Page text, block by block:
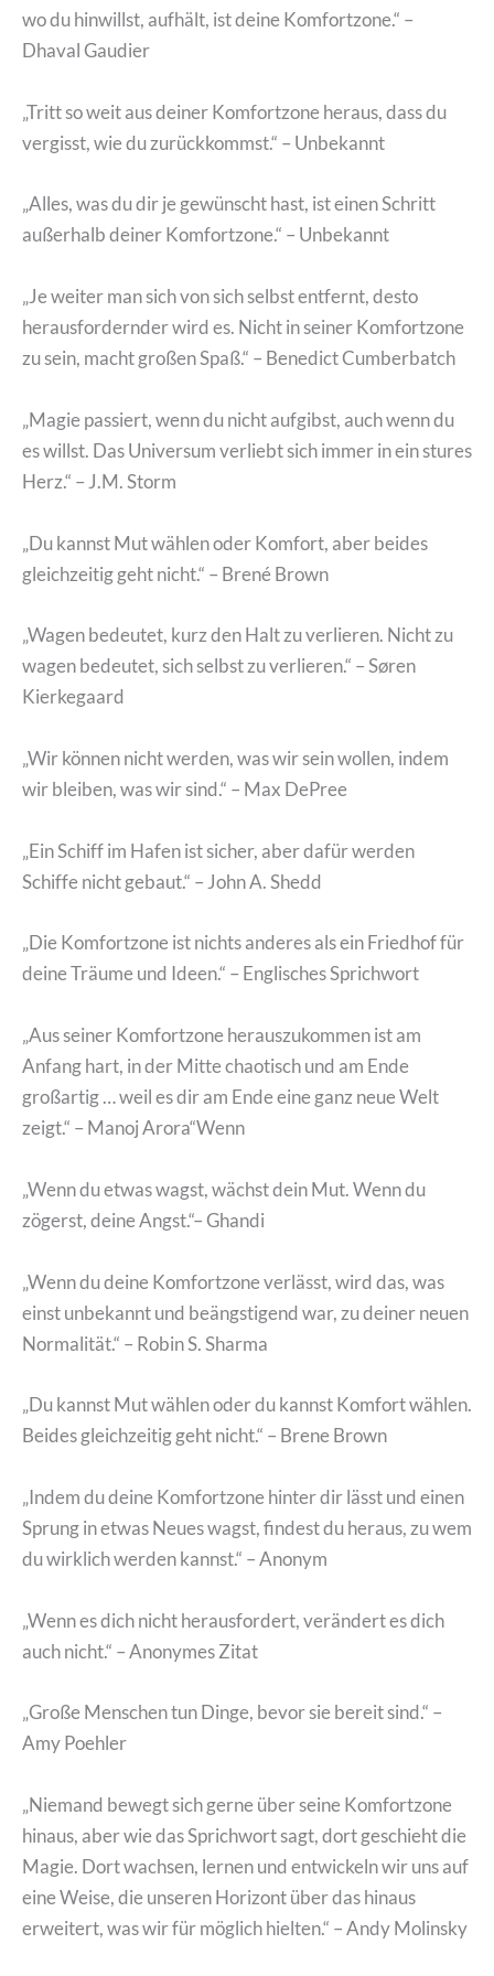
wo du hinwillst, aufhält, ist deine Komfortzone.“ –
Dhaval Gaudier
„Tritt so weit aus deiner Komfortzone heraus, dass du
vergisst, wie du zurückkommst.“ – Unbekannt
„Alles, was du dir je gewünscht hast, ist einen Schritt
außerhalb deiner Komfortzone.“ – Unbekannt
„Je weiter man sich von sich selbst entfernt, desto
herausfordernder wird es. Nicht in seiner Komfortzone
zu sein, macht großen Spaß.“ – Benedict Cumberbatch
„Magie passiert, wenn du nicht aufgibst, auch wenn du
es willst. Das Universum verliebt sich immer in ein stures
Herz.“ – J.M. Storm
„Du kannst Mut wählen oder Komfort, aber beides
gleichzeitig geht nicht.“ – Brené Brown
„Wagen bedeutet, kurz den Halt zu verlieren. Nicht zu
wagen bedeutet, sich selbst zu verlieren.“ – Søren
Kierkegaard
„Wir können nicht werden, was wir sein wollen, indem
wir bleiben, was wir sind.“ – Max DePree
„Ein Schiff im Hafen ist sicher, aber dafür werden
Schiffe nicht gebaut.“ – John A. Shedd
„Die Komfortzone ist nichts anderes als ein Friedhof für
deine Träume und Ideen.“ – Englisches Sprichwort
„Aus seiner Komfortzone herauszukommen ist am
Anfang hart, in der Mitte chaotisch und am Ende
großartig … weil es dir am Ende eine ganz neue Welt
zeigt.“ – Manoj Arora“Wenn
„Wenn du etwas wagst, wächst dein Mut. Wenn du
zögerst, deine Angst.“– Ghandi
„Wenn du deine Komfortzone verlässt, wird das, was
einst unbekannt und beängstigend war, zu deiner neuen
Normalität.“ – Robin S. Sharma
„Du kannst Mut wählen oder du kannst Komfort wählen.
Beides gleichzeitig geht nicht.“ – Brene Brown
„Indem du deine Komfortzone hinter dir lässt und einen
Sprung in etwas Neues wagst, findest du heraus, zu wem
du wirklich werden kannst.“ – Anonym
„Wenn es dich nicht herausfordert, verändert es dich
auch nicht.“ – Anonymes Zitat
„Große Menschen tun Dinge, bevor sie bereit sind.“ –
Amy Poehler
„Niemand bewegt sich gerne über seine Komfortzone
hinaus, aber wie das Sprichwort sagt, dort geschieht die
Magie. Dort wachsen, lernen und entwickeln wir uns auf
eine Weise, die unseren Horizont über das hinaus
erweitert, was wir für möglich hielten.“ – Andy Molinsky